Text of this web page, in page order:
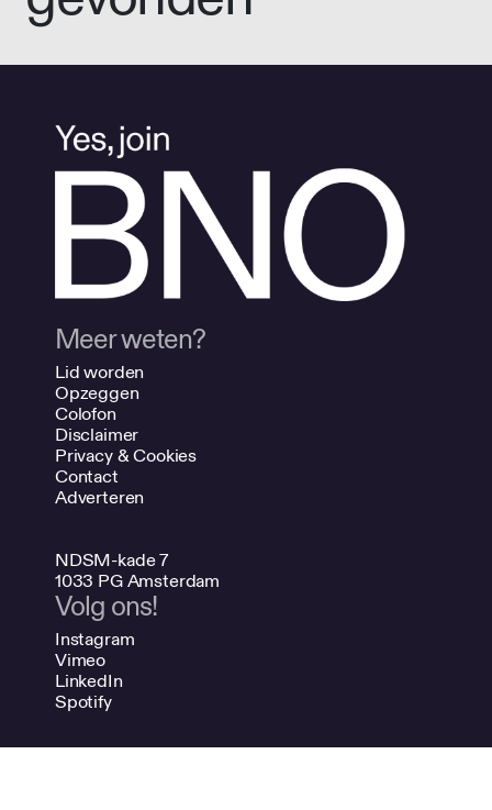
Meer weten?
Lid worden
Opzeggen
Colofon
Disclaimer
Privacy & Cookies
Contact
Adverteren
NDSM-kade 7
1033 PG Amsterdam
Volg ons!
Instagram
Vimeo
LinkedIn
Spotify